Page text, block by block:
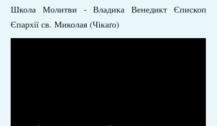
Школа Молитви - Владика Венедикт Єпископ
Єпархії св. Миколая (Чікаґо)